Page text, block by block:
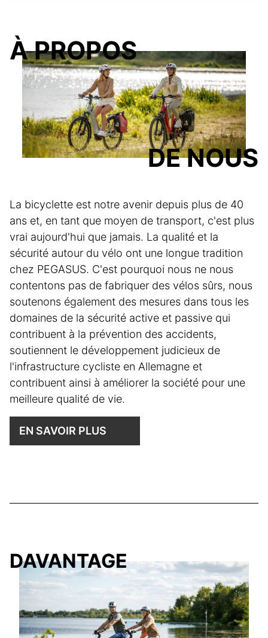
À PROPOS
DE NOUS
La bicyclette est notre avenir depuis plus de 40
ans et, en tant que moyen de transport, c'est plus
vrai aujourd'hui que jamais. La qualité et la
sécurité autour du vélo ont une longue tradition
chez PEGASUS. C'est pourquoi nous ne nous
contentons pas de fabriquer des vélos sûrs, nous
soutenons également des mesures dans tous les
domaines de la sécurité active et passive qui
contribuent à la prévention des accidents,
soutiennent le développement judicieux de
l'infrastructure cycliste en Allemagne et
contribuent ainsi à améliorer la société pour une
meilleure qualité de vie.
EN SAVOIR PLUS
DAVANTAGE